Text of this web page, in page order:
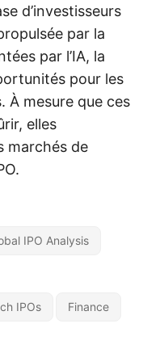
d’investisseurs
par la
par l’IA, la
pour les
À mesure que ces
elles
marchés de
IPO Analysis
IPOs Finance